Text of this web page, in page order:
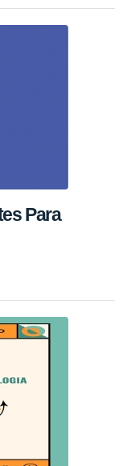
Para